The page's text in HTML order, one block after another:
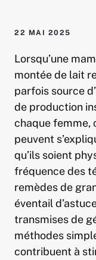
22 MAI 2025
Lorsqu’une
montée de lait
parfois source
de production
chaque femme,
peuvent
qu’ils soient
fréquence des
remèdes de
éventail
transmises de
méthodes
contribuent à